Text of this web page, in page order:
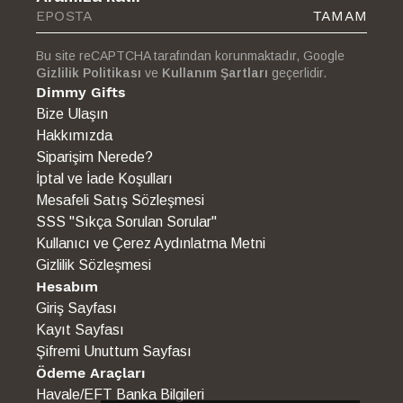
Dimmy Gifts
Bize Ulaşın
Hakkımızda
Siparişim Nerede?
İptal ve İade Koşulları
Mesafeli Satış Sözleşmesi
SSS "Sıkça Sorulan Sorular"
Kullanıcı ve Çerez Aydınlatma Metni
Gizlilik Sözleşmesi
Hesabım
Giriş Sayfası
Kayıt Sayfası
Şifremi Unuttum Sayfası
Ödeme Araçları
Havale/EFT Banka Bilgileri
TAMAM
Bu site reCAPTCHA tarafından korunmaktadır, Google
Gizlilik Politikası ve Kullanım Şartları geçerlidir.